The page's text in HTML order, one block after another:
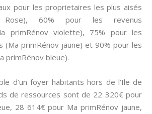
pour les proprietaires les plus aisés
Rose), 60% pour les revenus
primRénov violette), 75% pour les
(Ma primRénov jaune) et 90% pour les
primRénov bleue).
d’un foyer habitants hors de l’Ile de
de ressources sont de 22 320€ pour
28 614€ pour Ma primRénov jaune,